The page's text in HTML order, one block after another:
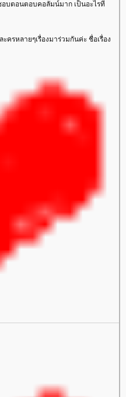
อบตอนตอบคอลัมน์มาก เป็นอะไรที่
ะครหลายๆเรื่องมาร่วมกันค่ะ ชื่อเรื่อง